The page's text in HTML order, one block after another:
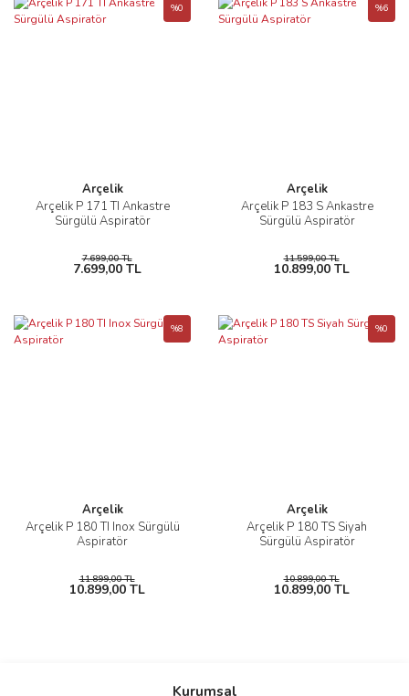
Arçelik
Arçelik P 171 TI Ankastre
Sürgülü Aspiratör
%0
7.699,00 TL
7.699,00 TL
Arçelik
Arçelik P 183 S Ankastre
Sürgülü Aspiratör
%6
11.599,00 TL
10.899,00 TL
Arçelik
Arçelik P 180 TI Inox Sürgülü
Aspiratör
%8
11.899,00 TL
10.899,00 TL
Arçelik
Arçelik P 180 TS Siyah
Sürgülü Aspiratör
%0
10.899,00 TL
10.899,00 TL
Kurumsal